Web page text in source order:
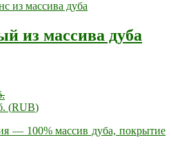
из массива дуба
(RUB)
— 100% массив дуба, покрытие